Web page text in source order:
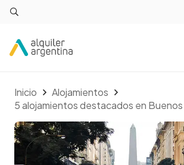
Inicio
Alojamientos
5 alojamientos destacados en Buenos